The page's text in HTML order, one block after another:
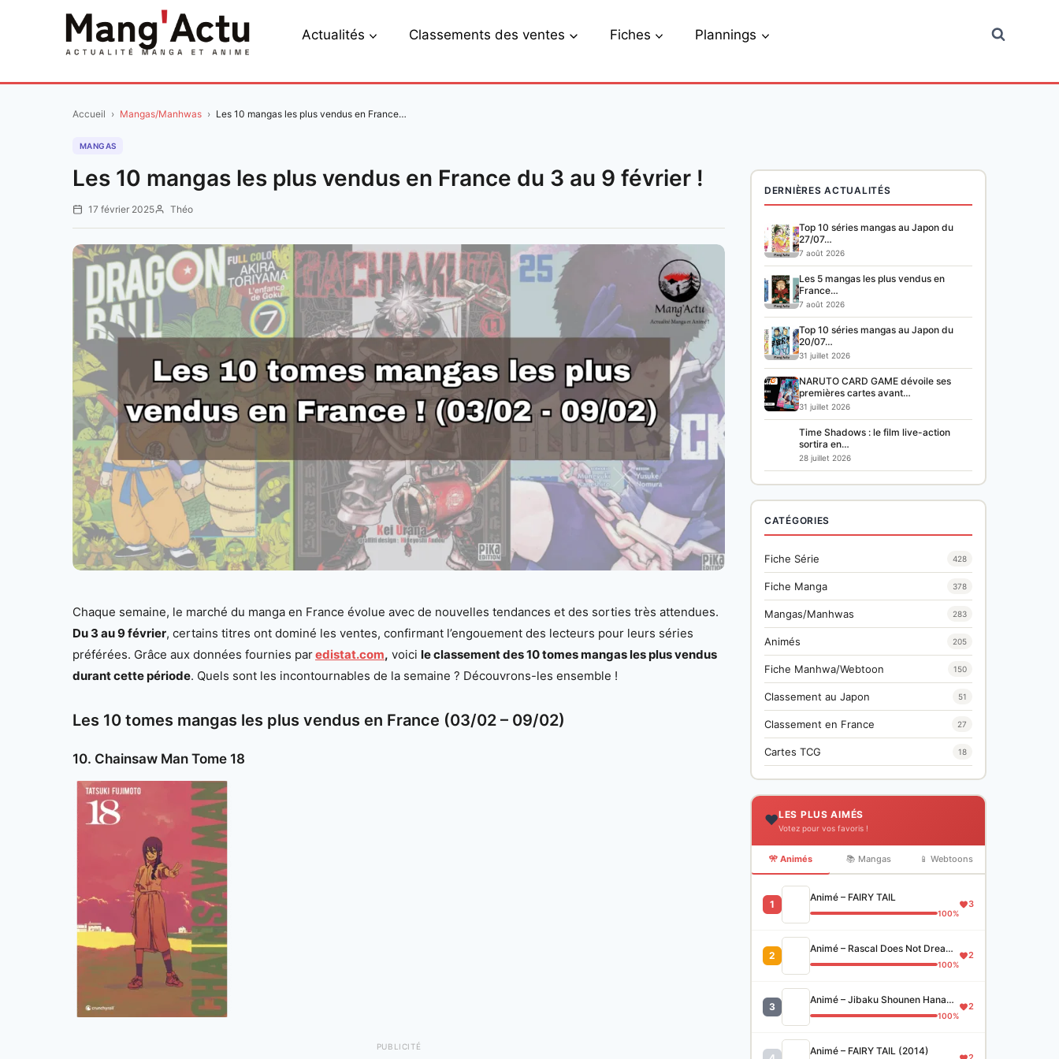
Actualités Classements des ventes Fiches Plannings
Accueil › Mangas/Manhwas › Les 10 mangas les plus vendus en France…
MANGAS
Les 10 mangas les plus vendus en France du 3 au 9 février !
17 février 2025 Théo
Chaque semaine, le marché du manga en France évolue avec de nouvelles tendances et des sorties très attendues.
Du 3 au 9 février, certains titres ont dominé les ventes, confirmant l’engouement des lecteurs pour leurs séries
préférées. Grâce aux données fournies paredistat.com, voici le classement des 10 tomes mangas les plus vendus
durant cette période. Quels sont les incontournables de la semaine ? Découvrons-les ensemble !
Les 10 tomes mangas les plus vendus en France (03/02 – 09/02)
10. Chainsaw Man Tome 18
PUBLICITÉ
DERNIÈRES ACTUALITÉS
Top 10 séries mangas au Japon du
27/07…
7 août 2026
Les 5 mangas les plus vendus en
France…
7 août 2026
Top 10 séries mangas au Japon du
20/07…
31 juillet 2026
NARUTO CARD GAME dévoile ses
premières cartes avant…
31 juillet 2026
Time Shadows : le film live-action
sortira en…
28 juillet 2026
CATÉGORIES
Fiche Série 428
Fiche Manga 378
Mangas/Manhwas 283
Animés 205
Fiche Manhwa/Webtoon 150
Classement au Japon 51
Classement en France 27
Cartes TCG 18
❤️LES PLUS AIMÉS
Votez pour vos favoris !
🎌 Animés 📚 Mangas 📱 Webtoons
1
Animé – FAIRY TAIL
100%
3
2
Animé – Rascal Does Not Dream of Bunny Girl Senpai
100%
2
3
Animé – Jibaku Shounen Hanako-kun
100%
2
Animé – FAIRY TAIL (2014)